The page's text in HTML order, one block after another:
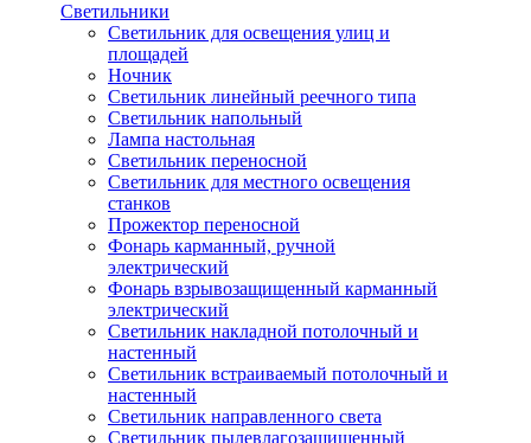
Светильники
Светильник для освещения улиц и
площадей
Ночник
Светильник линейный реечного типа
Светильник напольный
Лампа настольная
Светильник переносной
Светильник для местного освещения
станков
Прожектор переносной
Фонарь карманный, ручной
электрический
Фонарь взрывозащищенный карманный
электрический
Светильник накладной потолочный и
настенный
Светильник встраиваемый потолочный и
настенный
Светильник направленного света
Светильник пылевлагозащищенный